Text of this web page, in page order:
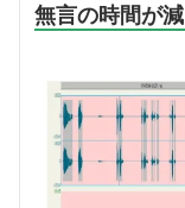
無言の時間が